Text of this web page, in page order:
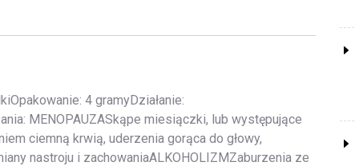
4 gramyDziałanie:
MENOPAUZASkąpe miesiączki, lub występujące
ciemną krwią, uderzenia gorąca do głowy,
nastroju i zachowaniaALKOHOLIZMZaburzenia ze